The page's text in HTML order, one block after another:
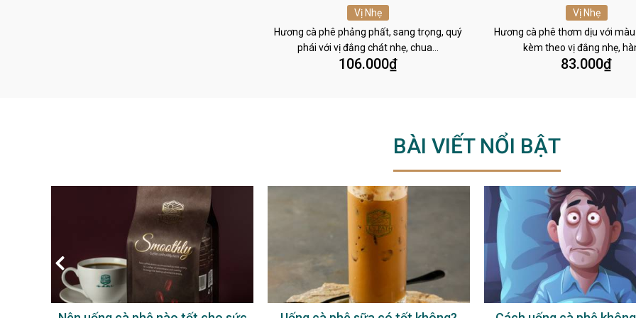
Vị Nhẹ
Hương cà phê phảng phất, sang trọng, quý
phái với vị đắng chát nhẹ, chua…
106.000₫
Vị Nhẹ
Hương cà phê thơm dịu với
kèm theo vị đắng nhẹ,
83.000₫
BÀI VIẾT NỔI BẬT